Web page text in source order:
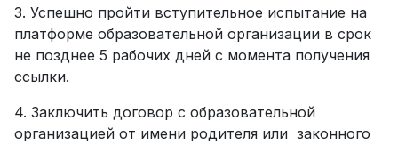
3. Успешно пройти вступительное испытание на
платформе образовательной организации в срок
не позднее 5 рабочих дней с момента получения
ссылки.
4. Заключить договор с образовательной
организацией от имени родителя или законного